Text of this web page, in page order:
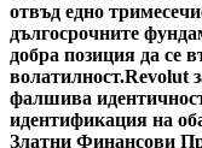
отвъд едно
дългосрочните
добра позиция да се
волатилност.Revolut
фалшива
идентификация на
Златни Финансови